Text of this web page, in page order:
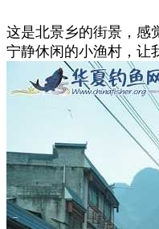
这是北景乡的街景，感
宁静休闲的小渔村，让